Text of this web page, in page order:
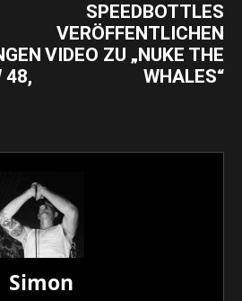
48,
SPEEDBOTTLES
VERÖFFENTLICHEN
VIDEO ZU „NUKE THE
WHALES“
Simon